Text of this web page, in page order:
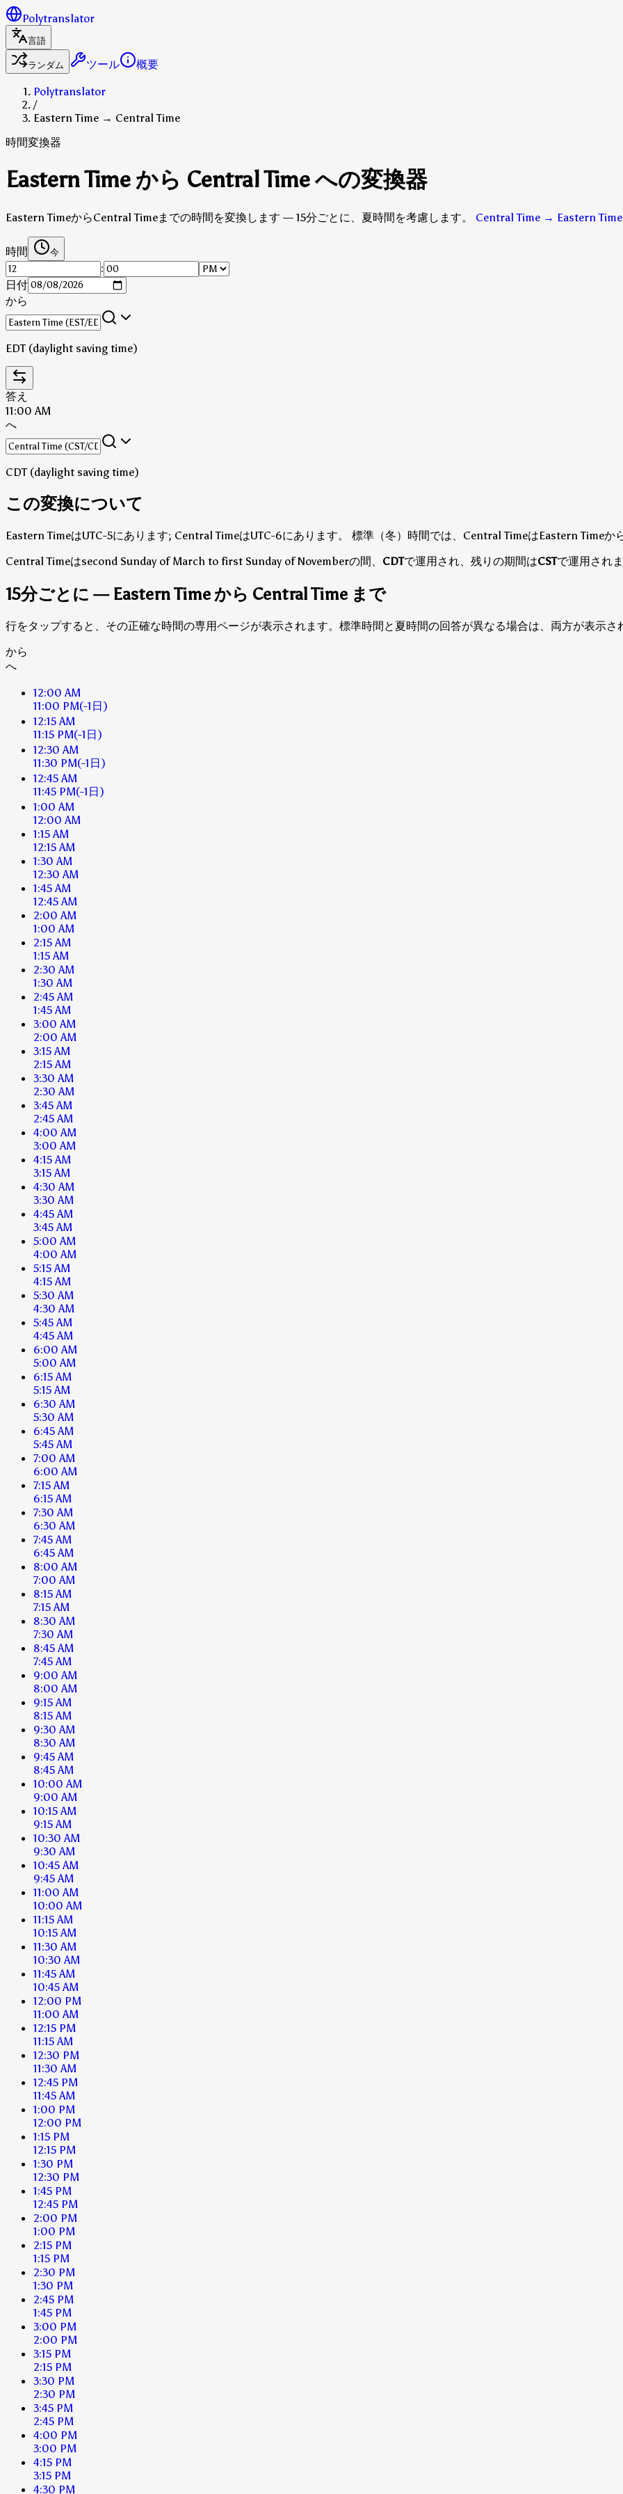
Polytranslator
言語
ランダム ツール 概要
Polytranslator
/
Eastern Time → Central Time
時間変換器
Eastern Time から Central Time への変換器
Eastern TimeからCentral Timeまでの時間を変換します — 15分ごとに、夏時間を考慮します。 Central Time → Eastern
時間 今
:
日付
から
EDT (daylight saving time)
答え
11:00 AM
へ
CDT (daylight saving time)
この変換について
Eastern TimeはUTC-5にあります; Central TimeはUTC-6にあります。
標準（冬）時間では、Central TimeはEastern Timeか
Central Timeはsecond Sunday of March to first Sunday of Novemberの間、 CDTで運用され、残りの期間はCSTで運用され
15分ごとに — Eastern Time から Central Time まで
行をタップすると、その正確な時間の専用ページが表示されます。標準時間と夏時間の回答が異なる場合は、両方が表示さ
から
へ
12:00 AM
11:00 PM(-1日)
12:15 AM
11:15 PM(-1日)
12:30 AM
11:30 PM(-1日)
12:45 AM
11:45 PM(-1日)
1:00 AM
12:00 AM
1:15 AM
12:15 AM
1:30 AM
12:30 AM
1:45 AM
12:45 AM
2:00 AM
1:00 AM
2:15 AM
1:15 AM
2:30 AM
1:30 AM
2:45 AM
1:45 AM
3:00 AM
2:00 AM
3:15 AM
2:15 AM
3:30 AM
2:30 AM
3:45 AM
2:45 AM
4:00 AM
3:00 AM
4:15 AM
3:15 AM
4:30 AM
3:30 AM
4:45 AM
3:45 AM
5:00 AM
4:00 AM
5:15 AM
4:15 AM
5:30 AM
4:30 AM
5:45 AM
4:45 AM
6:00 AM
5:00 AM
6:15 AM
5:15 AM
6:30 AM
5:30 AM
6:45 AM
5:45 AM
7:00 AM
6:00 AM
7:15 AM
6:15 AM
7:30 AM
6:30 AM
7:45 AM
6:45 AM
8:00 AM
7:00 AM
8:15 AM
7:15 AM
8:30 AM
7:30 AM
8:45 AM
7:45 AM
9:00 AM
8:00 AM
9:15 AM
8:15 AM
9:30 AM
8:30 AM
9:45 AM
8:45 AM
10:00 AM
9:00 AM
10:15 AM
9:15 AM
10:30 AM
9:30 AM
10:45 AM
9:45 AM
11:00 AM
10:00 AM
11:15 AM
10:15 AM
11:30 AM
10:30 AM
11:45 AM
10:45 AM
12:00 PM
11:00 AM
12:15 PM
11:15 AM
12:30 PM
11:30 AM
12:45 PM
11:45 AM
1:00 PM
12:00 PM
1:15 PM
12:15 PM
1:30 PM
12:30 PM
1:45 PM
12:45 PM
2:00 PM
1:00 PM
2:15 PM
1:15 PM
2:30 PM
1:30 PM
2:45 PM
1:45 PM
3:00 PM
2:00 PM
3:15 PM
2:15 PM
3:30 PM
2:30 PM
3:45 PM
2:45 PM
4:00 PM
3:00 PM
4:15 PM
3:15 PM
4:30 PM